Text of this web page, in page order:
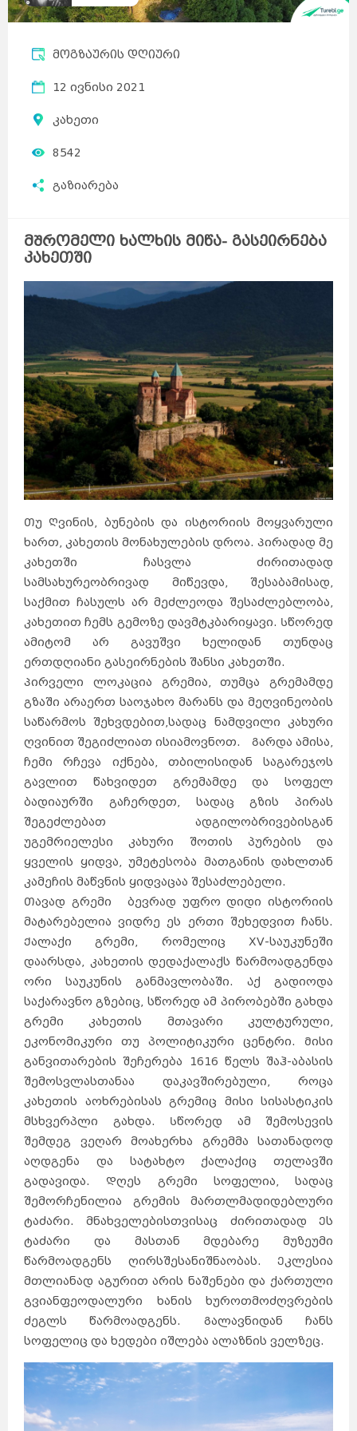
მოგზაურის დღიური
12 ივნისი 2021
კახეთი
8542
გაზიარება
მᲨრომელი ხალხის მიწა- გასეირნება
კახეთში
Თუ Ღვინის, ბუნების და ისტორიის მოყვარული
ხართ, კახეთის მონახულების დროა. Პირადად მე
კახეთში ჩასვლა ძირითადად
სამსახურეობრივად მიწევდა, შესაბამისად,
საქმით ჩასულს არ მეძლეოდა შესაძლებლობა,
კახეთით ჩემს გემოზე დავმტკბარიყავი. Სწორედ
ამიტომ არ გავუშვი ხელიდან თუნდაც
ერთდღიანი გასეირნების შანსი კახეთში.
Პირველი ლოკაცია გრემია, თუმცა გრემამდე
გზაში არაერთ საოჯახო მარანს და მეღვინეობის
საწარმოს შეხვდებით,სადაც ნამდვილი კახური
ღვინით შეგიძლიათ ისიამოვნოთ. Გარდა ამისა,
ჩემი რჩევა იქნება, თბილისიდან საგარეჯოს
გავლით წახვიდეთ გრემამდე და სოფელ
ბადიაურში გაჩერდეთ, სადაც გზის პირას
შეგეძლებათ ადგილობრივებისგან
უგემრიელესი კახური შოთის პურების და
ყველის ყიდვა, უმეტესობა მათგანის დახლთან
კამეჩის მაწვნის ყიდვაცაა შესაძლებელი.
Თავად გრემი ბევრად უფრო დიდი ისტორიის
მატარებელია ვიდრე ეს ერთი შეხედვით ჩანს.
Ქალაქი გრემი, რომელიც XV-საუკუნეში
დაარსდა, კახეთის დედაქალაქს წარმოადგენდა
ორი საუკუნის განმავლობაში. Აქ გადიოდა
საქარავნო გზებიც, სწორედ ამ პირობებში გახდა
გრემი კახეთის მთავარი კულტურული,
ეკონომიკური თუ პოლიტიკური ცენტრი. Მისი
განვითარების შეჩერება 1616 წელს შაჰ-აბასის
შემოსვლასთანაა დაკავშირებული, როცა
კახეთის აოხრებისას გრემიც მისი სისასტიკის
მსხვერპლი გახდა. Სწორედ ამ შემოსევის
შემდეგ ვეღარ მოახერხა გრემმა სათანადოდ
აღდგენა და სატახტო ქალაქიც თელავში
გადავიდა. Დღეს გრემი სოფელია, სადაც
შემორჩენილია გრემის მართლმადიდებლური
ტაძარი. მნახველებისთვისაც ძირითადად Ეს
ტაძარი და მასთან მდებარე მუზეუმი
წარმოადგენს ღირსშესანიშნაობას. Ეკლესია
მთლიანად აგურით არის ნაშენები და ქართული
გვიანფეოდალური ხანის ხუროთმოძღვრების
ძეგლს წარმოადგენს. Გალავნიდან ჩანს
სოფელიც და ხედები იშლება ალაზნის ველზეც.